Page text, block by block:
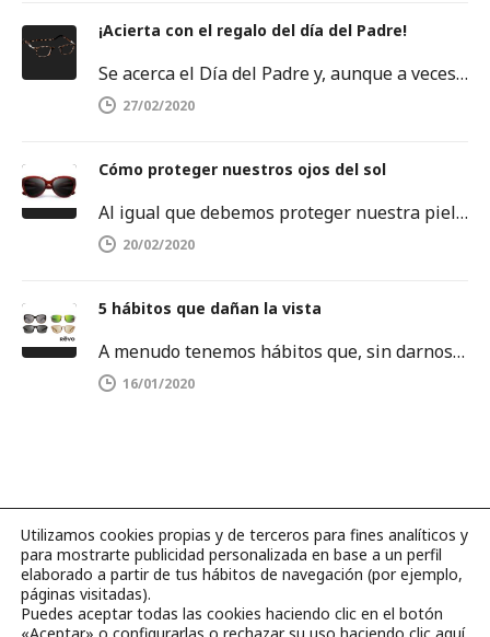
¡Acierta con el regalo del día del Padre!
Se acerca el Día del Padre y, aunque a veces se nos agoten las ideas, no debemos rendirnos. Este es…
27/02/2020
Cómo proteger nuestros ojos del sol
Al igual que debemos proteger nuestra piel del sol, también es importante proteger nuestros ojos. Los rayos ultravioletas pueden dañar…
20/02/2020
5 hábitos que dañan la vista
A menudo tenemos hábitos que, sin darnos cuenta, dañan la salud de nuestros ojos. Es por ello que debemos tenerlos…
16/01/2020
©2026 Página web hecha con amor porBLUBBER.
Catálogos Contacto Aviso legal
Utilizamos cookies propias y de terceros para fines analíticos y
para mostrarte publicidad personalizada en base a un perfil
elaborado a partir de tus hábitos de navegación (por ejemplo,
páginas visitadas).
Puedes aceptar todas las cookies haciendo clic en el botón